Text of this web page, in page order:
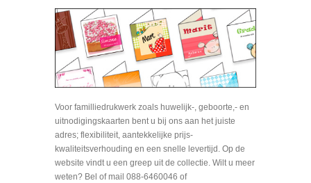
Voor familliedrukwerk zoals huwelijk-, geboorte,- en
uitnodigingskaarten bent u bij ons aan het juiste
adres; flexibiliteit, aantekkelijke prijs-
kwaliteitsverhouding en een snelle levertijd. Op de
website vindt u een greep uit de collectie. Wilt u meer
weten? Bel of mail 088-6460046 of